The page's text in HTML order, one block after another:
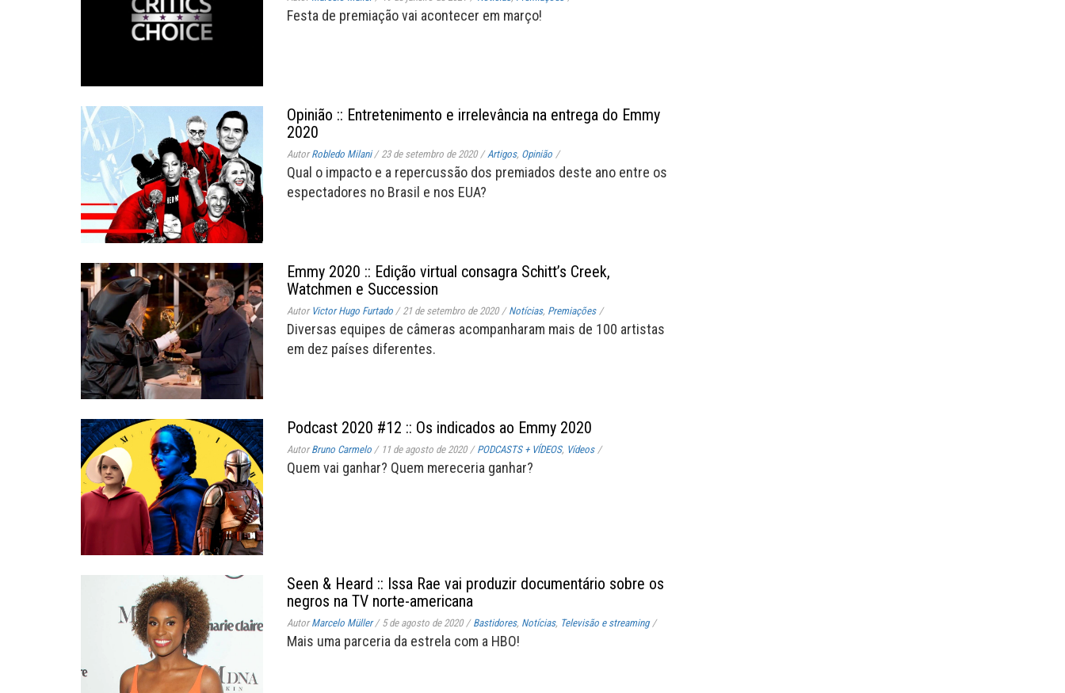
Festa de premiação vai acontecer em março!
Opinião :: Entretenimento e irrelevância na entrega do Emmy
2020
AutorRobledo Milani / 23 de setembro de 2020 / Artigos, Opinião /
Qual o impacto e a repercussão dos premiados deste ano entre os
espectadores no Brasil e nos EUA?
Emmy 2020 :: Edição virtual consagra Schitt’s Creek,
Watchmen e Succession
Autor Victor Hugo Furtado / 21 de setembro de 2020 / Notícias, Premiações /
Diversas equipes de câmeras acompanharam mais de 100 artistas
em dez países diferentes.
Podcast 2020 #12 :: Os indicados ao Emmy 2020
AutorBruno Carmelo / 11 de agosto de 2020 / PODCASTS + VÍDEOS, Vídeos /
Quem vai ganhar? Quem mereceria ganhar?
Seen & Heard :: Issa Rae vai produzir documentário sobre os
negros na TV norte-americana
AutorMarcelo Müller / 5 de agosto de 2020 / Bastidores, Notícias, Televisão e streaming /
Mais uma parceria da estrela com a HBO!